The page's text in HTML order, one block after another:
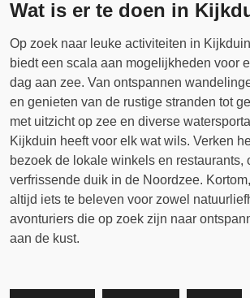
Wat is er te doen in
Op zoek naar leuke activiteiten in
biedt een scala aan mogelijkheden voor
dag aan zee. Van ontspannen
en genieten van de rustige stranden tot
met uitzicht op zee en diverse
Kijkduin heeft voor elk wat wils. Verken
bezoek de lokale winkels en restaurants,
verfrissende duik in de Noordzee.
altijd iets te beleven voor zowel
avonturiers die op zoek zijn naar
aan de kust.